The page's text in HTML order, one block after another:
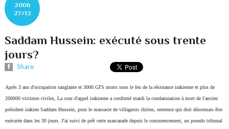
2006
27/12
Saddam Hussein: exécuté sous trente
jours?
Share
Après 3 ans d'occupation sanglante et 3000 GI'S morts sous le feu de la résistance irakienne et plus de
200000 victimes civiles, La cour d'appel irakienne a confirmé mardi la condamnation à mort de l'ancien
président irakien Saddam Hussein, pour le massacre de villageois chiites, sentence qui doit désormais être
exécutée dans les 30 jours. J'ai suivi de prêt cette mascarade depuis le commencement, un pseudo tribunal